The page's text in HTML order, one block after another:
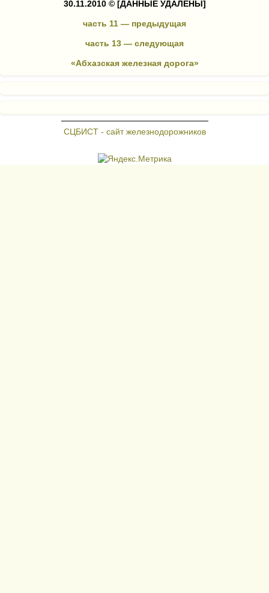
30.11.2010 © [ДАННЫЕ УДАЛЕНЫ]
часть 11 — предыдущая
часть 13 — следующая
«Абхазская железная дорога»
СЦБИСТ - сайт железнодорожников